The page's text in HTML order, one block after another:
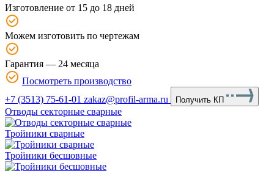
Изготовление от 15 до 18 дней
Можем изготовить по чертежам
Гарантия — 24 месяца
Посмотреть производство
+7 (3513) 75-61-01 zakaz@profil-arma.ru Получить КП
Отводы секторные сварные
Тройники сварные
Тройники бесшовные